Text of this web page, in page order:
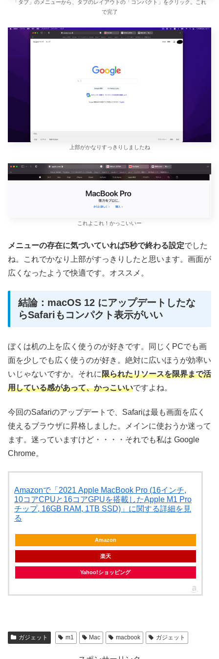
「タブ」のメニューから、タブのレイアウトの「コンパクト」をクリック。これ
で完了
上部がかなりすっきりしましたね
これよこれ！かっこいいー
メニューの存在に気づいていれば5秒で終わる設定でした
ね。これでかなり上部がすっきりしたと思います。画面が
広くなったようで快適です。オススメ。
結論：macOS 12 にアップデートしたな
らSafariもコンパクト表示がいい
ぼくは机の上を広く使うのが好きです。同じくPCでも画
面を少しでも広く使うのが好き。絶対に広いほうが効率い
いじゃないですか。それに限られたリソースを限界まで活
用している感があって、かっこいいですよね。
今回のSafariのアップデートで、Safariは最も画面を広く
使えるブラウザに昇格しました。メインに使おうか迷って
ます。迷っていますけど・・・・それでも私は Google
Chrome。
Amazonで「2021 Apple MacBook Pro (16インチ,
10コアCPUと16コアGPUを搭載したApple M1 Pro
チップ, 16GB RAM, 1TB SSD)」に関する詳細を見
る
Amazon
楽天
Yahoo!ショッピング
ガジェット m1 Mac macbook ガジェット